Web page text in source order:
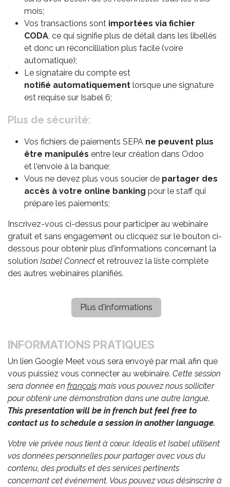
mois;
Vos transactions sont importées via fichier
CODA, ce qui signifie plus de détail dans les libellés
et donc un réconcilliation plus facile (voire
automatique);
Le signataire du compte est
notifié automatiquement lorsque une signature
est requise sur Isabel 6;
Plus de sécurité:
Vos fichiers de paiements SEPA ne peuvent plus
être manipulés entre leur création dans Odoo
et l'envoie à la banque;
Vous ne devez plus vous soucier de partager des
accès à votre online banking pour le staff qui
prépare les paiements;
Inscrivez-vous ci-dessus pour participer au webinaire
gratuit et sans engagement ou clicquez sur le bouton ci-
dessous pour obtenir plus d'informations concernant la
solution Isabel Connect et retrouvez la liste complète
des autres webinaires planifiés.
Plus d'informations
INFORMATIONS PRATIQUES
Un lien Google Meet vous sera envoyé par mail afin que
vous puissiez vous connecter au webinaire. Cette session
sera donnée en français mais vous pouvez nous solliciter
pour obtenir une démonstration dans une autre langue.
This presentation will be in french but feel free to
contact us to schedule a session in another language.
Votre vie privée nous tient à cœur. Idealis et Isabel utilisent
vos données personnelles pour partager avec vous du
contenu, des produits et des services pertinents
concernant cet événement. Vous pouvez vous désinscrire à